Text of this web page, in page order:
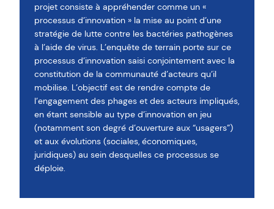
projet consiste à appréhender comme un «
processus d’innovation » la mise au point d’une
stratégie de lutte contre les bactéries pathogènes
à l’aide de virus. L’enquête de terrain porte sur ce
processus d’innovation saisi conjointement avec la
constitution de la communauté d’acteurs qu’il
mobilise. L’objectif est de rendre compte de
l’engagement des phages et des acteurs impliqués,
en étant sensible au type d’innovation en jeu
(notamment son degré d’ouverture aux “usagers”)
et aux évolutions (sociales, économiques,
juridiques) au sein desquelles ce processus se
déploie.